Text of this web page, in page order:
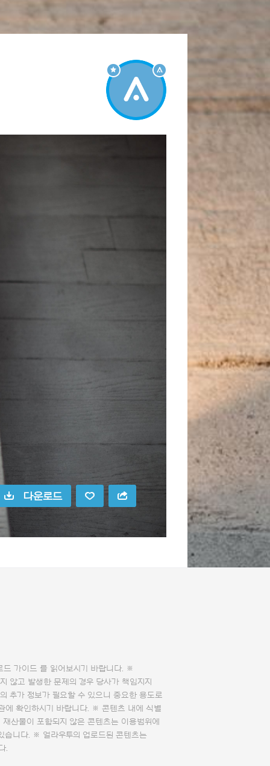
다운로드
드 가이드 를 읽어보시기 바랍니다. ※
않고 발생한 문제의 경우 당사가 책임지지
추가 정보가 필요할 수 있으니 중요한 용도로
에 확인하시기 바랍니다. ※ 콘텐츠 내에 식별
산물이 포함되지 않은 콘텐츠는 이용범위에
습니다. ※ 얼라우투의 업로드된 콘텐츠는
.